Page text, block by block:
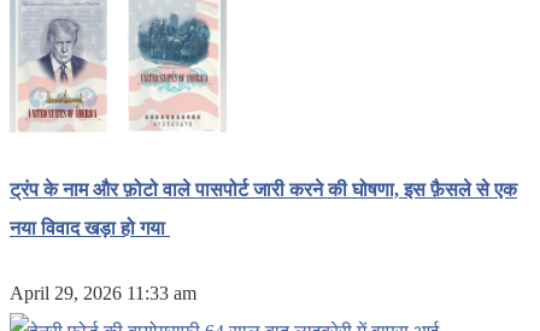
ट्रंप के नाम और फ़ोटो वाले पासपोर्ट जारी करने की घोषणा, इस फ़ैसले से एक
नया विवाद खड़ा हो गया
April 29, 2026 11:33 am